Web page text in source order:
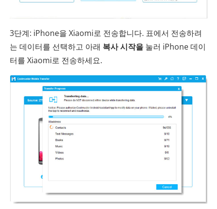
3단계: iPhone을 Xiaomi로 전송합니다. 표에서 전송하려
는 데이터를 선택하고 아래 복사 시작을 눌러 iPhone 데이
터를 Xiaomi로 전송하세요.